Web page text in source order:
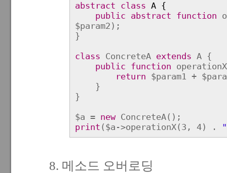
abstract class A {
public abstract function
$param2);
}
class ConcreteA extends A {
public function
return $param1 +
}
}
$a = new ConcreteA();
print ($a->operationX(3, 4) .
8. 메소드 오버로딩